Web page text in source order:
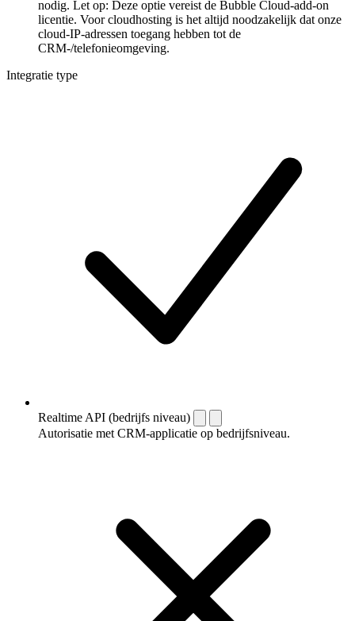
nodig. Let op: Deze optie vereist de Bubble Cloud-add-on
licentie. Voor cloudhosting is het altijd noodzakelijk dat onze
cloud-IP-adressen toegang hebben tot de
CRM-/telefonieomgeving.
Integratie type
Realtime API (bedrijfs niveau)
Autorisatie met CRM-applicatie op bedrijfsniveau.